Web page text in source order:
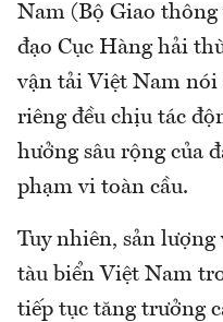
Nam (Bộ Giao
đạo Cục Hàng hải
vận tải Việt Nam nói
riêng đều chịu tác
hưởng sâu rộng của
phạm vi toàn cầu.
Tuy nhiên, sản
tàu biển Việt Nam
tiếp tục tăng trưởng